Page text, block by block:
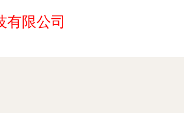
有限公司